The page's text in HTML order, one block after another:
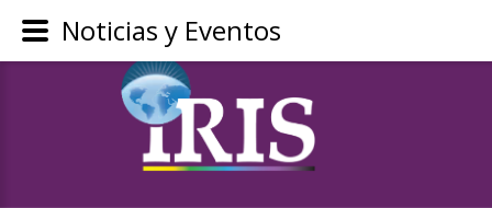
REGÍSTRATE
-
OBTÉN
Noticias y Eventos